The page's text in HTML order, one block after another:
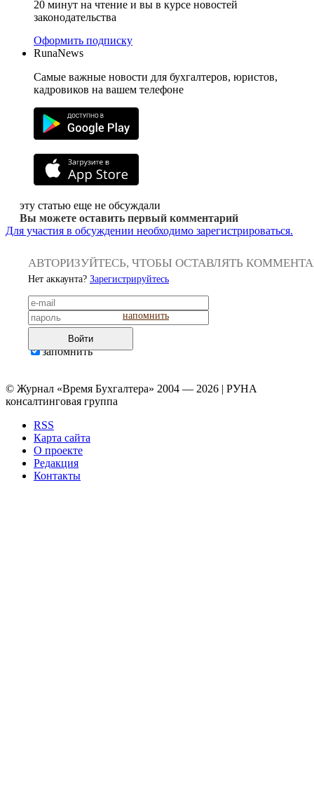
20 минут на чтение и вы в курсе новостей
законодательства
Оформить подписку
RunaNews
Самые важные новости для бухгалтеров, юристов,
кадровиков на вашем телефоне
эту статью еще не обсуждали
Вы можете оставить первый комментарий
Для участия в обсуждении необходимо зарегистрироваться.
АВТОРИЗУЙТЕСЬ, ЧТОБЫ ОСТАВЛЯТЬ
Нет аккаунта? Зарегистрируйтесь
напомнить
Войти
запомнить
© Журнал «Время Бухгалтера» 2004 — 2026 | РУНА
консалтинговая группа
RSS
Карта сайта
О проекте
Редакция
Контакты